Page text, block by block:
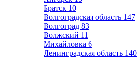
Братск 10
Волгоградская область 147
Волгоград 83
Волжский 11
Михайловка 6
Ленинградская область 140